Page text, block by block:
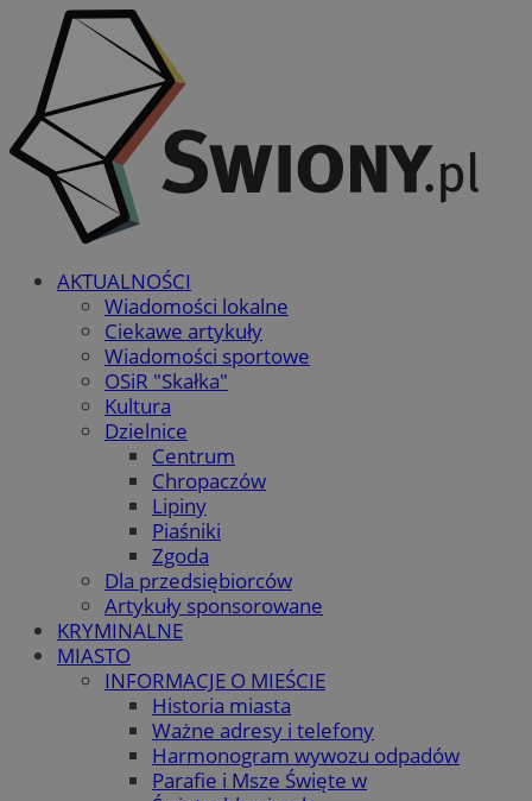
AKTUALNOŚCI
Wiadomości lokalne
Ciekawe artykuły
Wiadomości sportowe
OSiR "Skałka"
Kultura
Dzielnice
Centrum
Chropaczów
Lipiny
Piaśniki
Zgoda
Dla przedsiębiorców
Artykuły sponsorowane
KRYMINALNE
MIASTO
INFORMACJE O MIEŚCIE
Historia miasta
Ważne adresy i telefony
Harmonogram wywozu odpadów
Parafie i Msze Święte w